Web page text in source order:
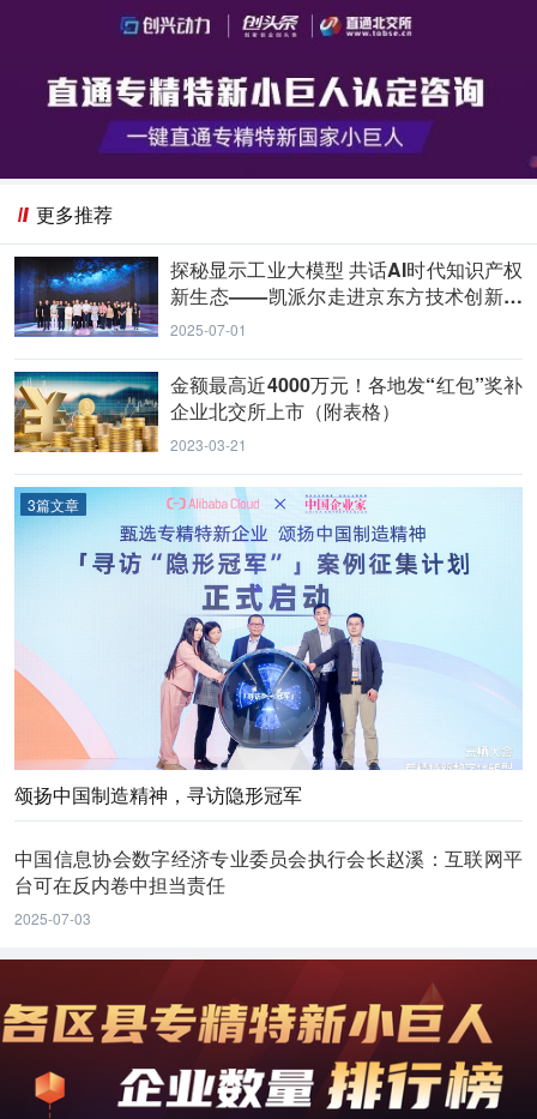
更多推荐
探秘显示工业大模型 共话AI时代知识产权
新生态——凯派尔走进京东方技术创新中
心
2025-07-01
金额最高近4000万元！各地发“红包”奖补
企业北交所上市（附表格）
2023-03-21
3篇文章
颂扬中国制造精神，寻访隐形冠军
中国信息协会数字经济专业委员会执行会长赵溪：互联网平
台可在反内卷中担当责任
2025-07-03